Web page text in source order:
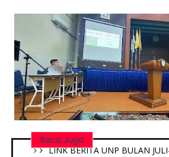
Baca Juga
LINK BERITA UNP BULAN